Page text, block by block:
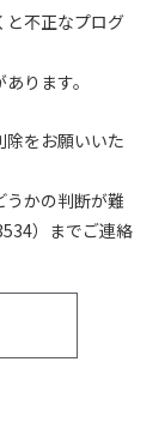
と不正なプログ
ります。
をお願いいた
うかの判断が難
）までご連絡